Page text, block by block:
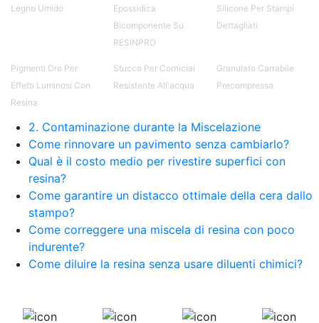
Legno Umido
Epossidica
Bicomponente Su
RESINPRO
Silicone Per Stampi
Dettagliati
Pigmenti Oro Per
Effetti Luminosi Con
Resina
Stucco Per Corniciai
Resistente All'acqua
Granulato Carrabile
Precompressa
2. Contaminazione durante la Miscelazione
Come rinnovare un pavimento senza cambiarlo?
Qual è il costo medio per rivestire superfici con
resina?
Come garantire un distacco ottimale della cera dallo
stampo?
Come correggere una miscela di resina con poco
indurente?
Come diluire la resina senza usare diluenti chimici?